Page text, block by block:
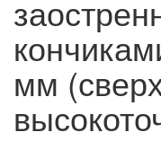
мм